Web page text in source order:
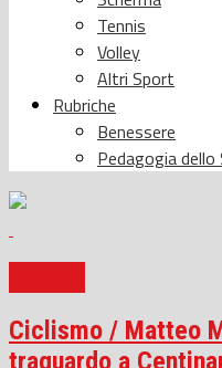
Tennis
Volley
Altri Sport
Rubriche
Benessere
Pedagogia dello
Ciclismo / Matteo
traguardo a